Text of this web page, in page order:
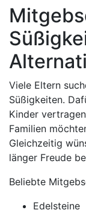
Viele Eltern
Süßigkeiten.
Kinder
Familien
Gleichzeitig
länger Freude
Beliebte
Edelsteine